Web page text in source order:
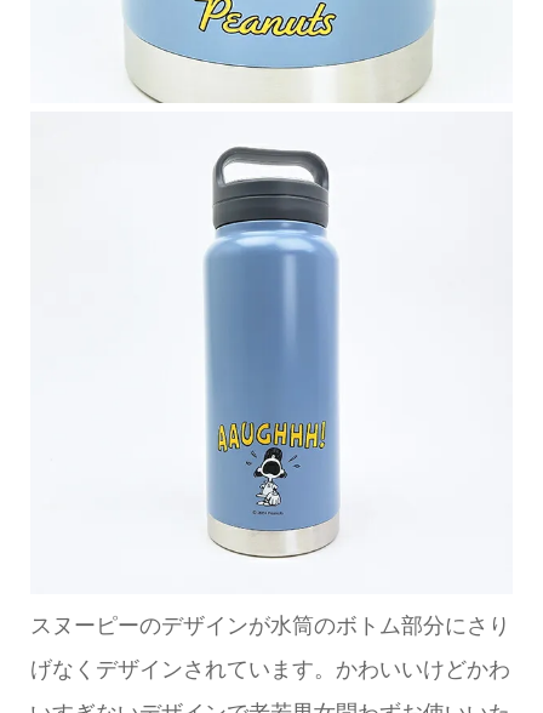
スヌーピーのデザインが水筒のボトム部分にさり
げなくデザインされています。かわいいけどかわ